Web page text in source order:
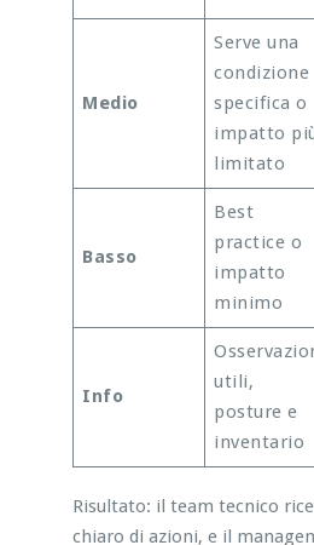
Medio
Serve una
condizione
specifica o
impatto
limitato
Basso
Best
practice o
impatto
minimo
Info
utili,
posture e
inventario
Risultato: il team tecnico
chiaro di azioni, e il